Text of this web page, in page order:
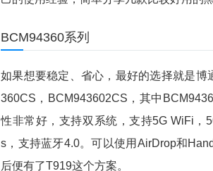
BCM94360系列
如果想要稳定、省心，最好的选择就是
360CS，BCM943602CS，其中
性非常好，支持双系统，支持5G WiFi，
s，支持蓝牙4.0。可以使用AirDrop和
后便有了T919这个方案。